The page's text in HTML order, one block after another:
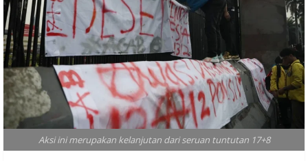
Aksi ini merupakan kelanjutan dari seruan tuntutan 17+8